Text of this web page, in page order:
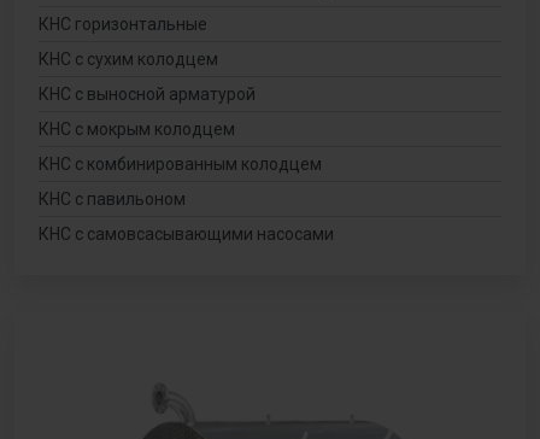
КНС горизонтальные
КНС с сухим колодцем
КНС с выносной арматурой
КНС с мокрым колодцем
КНС с комбинированным колодцем
КНС с павильоном
КНС с самовсасывающими насосами